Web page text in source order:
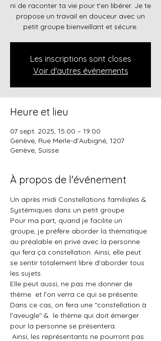
ni de raconter ta vie pour t'en libérer. Je te
propose un travail en douceur avec un
Les inscriptions sont closes
Voir d'autres événements
Heure et lieu
07 sept. 2025, 15:00 – 19:00
Genève, Rue Merle-d'Aubigné, 1207
Genève, Suisse
À propos de l'événement
Un après midi Constellations familiales &
Systémiques dans un petit groupe.
Pour ma part, quand je facilite un
groupe, je préfère aborder la thématique
au préalable en privé avec la personne
qui fera ça constellation. Ainsi, elle peut
se sentir totalement libre d'aborder tous
les sujets.
Elle peut aussi, ne pas me donner de
thème  et l'on verra ce qui se présente.
Dans ce cas, on fera une "constellation à
l'aveugle" &  le thème qui doit émerger
pour la personne se présentera.